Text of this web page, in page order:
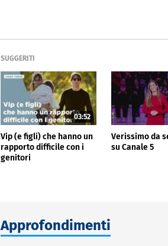
SUGGERITI
03:52
Vip (e figli) che hanno un
rapporto difficile con i
genitori
Verissimo da
su Canale 5
Approfondimenti